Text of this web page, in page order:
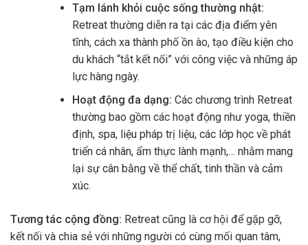
Tạm lánh khỏi cuộc sống thường nhật:
Retreat thường diễn ra tại các địa điểm yên
tĩnh, cách xa thành phố ồn ào, tạo điều kiện cho
du khách “tắt kết nối” với công việc và những áp
lực hàng ngày.
Hoạt động đa dạng: Các chương trình Retreat
thường bao gồm các hoạt động như yoga, thiền
định, spa, liệu pháp trị liệu, các lớp học về phát
triển cá nhân, ẩm thực lành mạnh,… nhằm mang
lại sự cân bằng về thể chất, tinh thần và cảm
xúc.
Tương tác cộng đồng: Retreat cũng là cơ hội để gặp gỡ,
kết nối và chia sẻ với những người có cùng mối quan tâm,